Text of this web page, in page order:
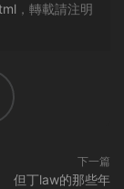
，轉載請注明
下一篇
但丁law的那些年